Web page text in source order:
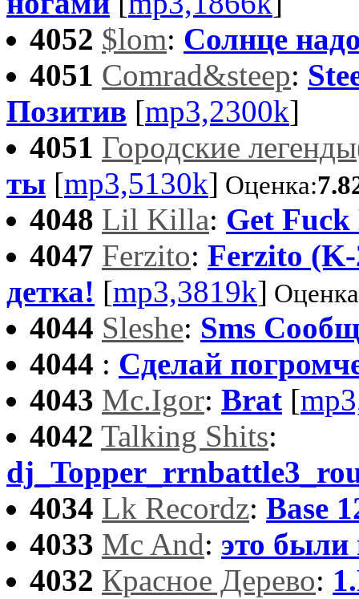
4052 $lom: Солнце
4051 Comrad&steep:
Позитив [mp3,2300k]
4051 Городские
ты [mp3,5130k] Оценка:
4048 Lil Killa: Get Fuck
4047 Ferzito: Ferzito (K-
детка! [mp3,3819k]
4044 Sleshe: Sms
4044 : Сделай
4043 Mc.Igor: Brat [
4042 Talking Shits:
4034 Lk Recordz: Base
4033 Mc And: это
4032 Красное Дерево: